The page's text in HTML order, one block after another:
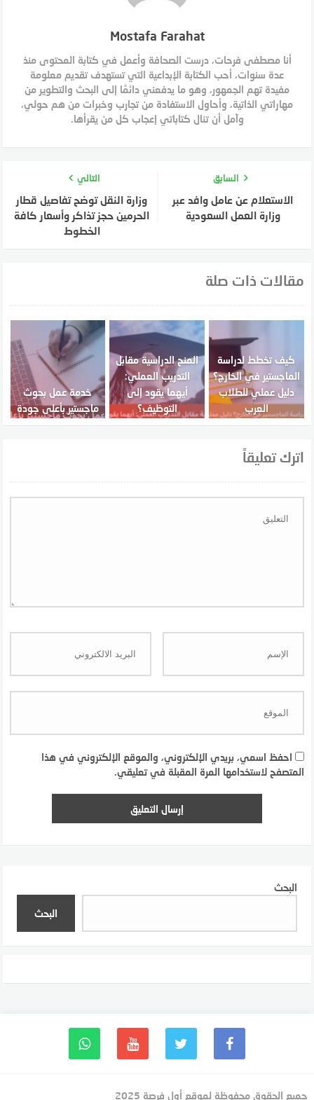
Mostafa Farahat
أنا مصطفى فرحات، درست الصحافة وأعمل في كتابة المحتوى منذ
عدة سنوات، أحب الكتابة الإبداعية التي تستهدف تقديم معلومة
مفيدة تهم الجمهور، وهو ما يدفعني دائمًا إلى البحث والتطوير من
مهاراتي الذاتية، وأحاول الاستفادة من تجارب وخبرات من هم حولي،
وآمل أن تنال كتاباتي إعجاب كل من يقرأها.
السابق
الاستعلام عن عامل وافد عبر
وزارة العمل السعودية
التالي
وزارة النقل توضح تفاصيل قطار
الحرمين حجز تذاكر وأسعار كافة
الخطوط
مقالات ذات صلة
كيف تخطط لدراسة
الماجستير في الخارج؟
دليل عملي للطلاب
العرب
المنح الدراسية مقابل
التدريب العملي:
أيهما يقود إلى
التوظيف؟
خدمة عمل بحوث
ماجستير بأعلى جودة
اترك تعليقاً
احفظ اسمي، بريدي الإلكتروني، والموقع الإلكتروني في هذا
المتصفح لاستخدامها المرة المقبلة في تعليقي.
البحث
البحث
جميع الحقوق محفوظة لموقع أول فرصة 2025